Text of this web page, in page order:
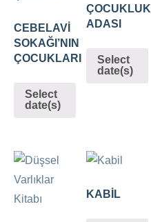
CEBELAVİ
SOKAĞI’NIN
ÇOCUKLARI
Select
date(s)
ÇOCUKLUK
ADASI
Select
date(s)
KABİL